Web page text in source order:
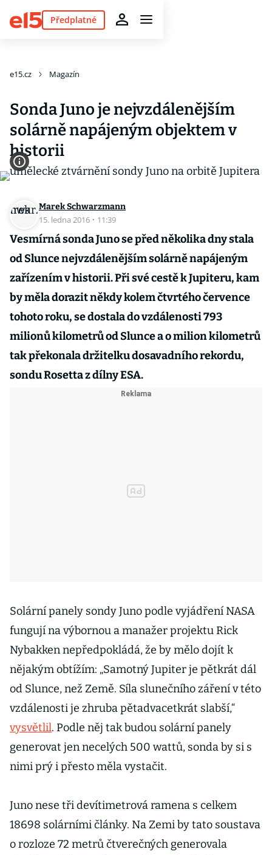
Předplatné
e15.cz Magazín
Sonda Juno je nejvzdálenějším
solárně napájeným objektem v
historii
Marek Schwarzmann
15. ledna 2016 · 11:39
Vesmírná sonda Juno se před několika dny stala
od Slunce nejvzdálenějším solárně napájeným
zařízením v historii. Při své cestě k Jupiteru, kam
by měla dorazit někdy kolem čtvrtého července
tohoto roku, se dostala do vzdálenosti 793
milionů kilometrů od Slunce a o milion kilometrů
tak překonala držitelku dosavadního rekordu,
sondu Rosetta z dílny ESA.
Solární panely sondy Juno podle vyjádření NASA
fungují na výbornou a manažer projektu Rick
Nybakken nepředpokládá, že by mělo dojít k
nějakým obtížím: „Samotný Jupiter je pětkrát dál
od Slunce, než Země. Síla slunečního záření v této
vzdálenosti je zhruba pětadvacetkrát slabší,“
vysvětlil. Podle něj tak budou solární panely
generovat jen necelých 500 wattů, sonda by si s
nimi prý i přesto měla vystačit.
Juno nese tři devítimetrová ramena s celkem
18698 solárními články. Na Zemi by tato soustava
o rozloze 72 metrů čtverečných generovala